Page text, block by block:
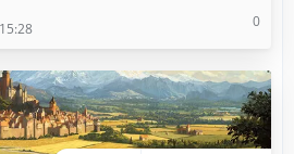
0